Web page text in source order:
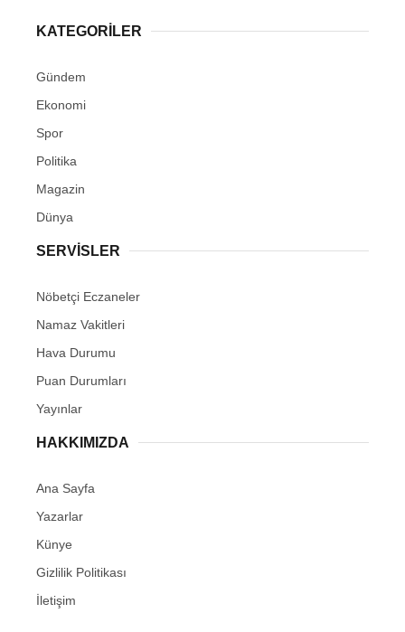
KATEGORİLER
Gündem
Ekonomi
Spor
Politika
Magazin
Dünya
SERVİSLER
Nöbetçi Eczaneler
Namaz Vakitleri
Hava Durumu
Puan Durumları
Yayınlar
HAKKIMIZDA
Ana Sayfa
Yazarlar
Künye
Gizlilik Politikası
İletişim